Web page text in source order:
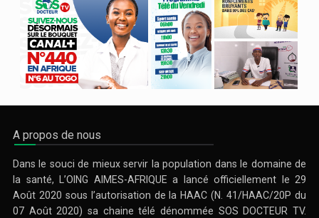
A propos de nous
Dans le souci de mieux servir la population dans le domaine de
la santé, L’OING AIMES-AFRIQUE a lancé officiellement le 29
Août 2020 sous l’autorisation de la HAAC (N. 41/HAAC/20P du
07 Août 2020) sa chaine télé dénommée SOS DOCTEUR TV.